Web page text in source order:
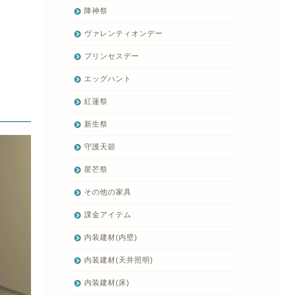
降神祭
ヴァレンティオンデー
プリンセスデー
エッグハント
紅蓮祭
新生祭
守護天節
星芒祭
その他の家具
課金アイテム
内装建材(内壁)
内装建材(天井照明)
内装建材(床)